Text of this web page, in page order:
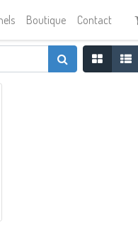
Boutique Contact